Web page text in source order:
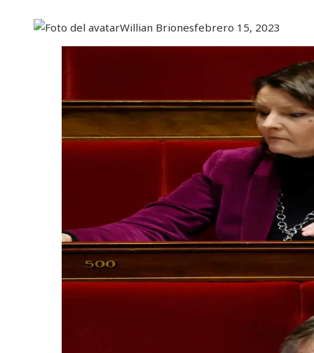
Willian Brionesfebrero 15, 2023